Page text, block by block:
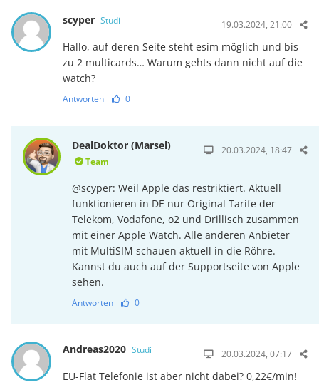
scyper Studi 19.03.2024, 21:00
Hallo, auf deren Seite steht esim möglich und bis
zu 2 multicards… Warum gehts dann nicht auf die
watch?
Antworten 0
DealDoktor (Marsel)
Team
20.03.2024, 18:47
@scyper: Weil Apple das restriktiert. Aktuell
funktionieren in DE nur Original Tarife der
Telekom, Vodafone, o2 und Drillisch zusammen
mit einer Apple Watch. Alle anderen Anbieter
mit MultiSIM schauen aktuell in die Röhre.
Kannst du auch auf der Supportseite von Apple
sehen.
Antworten 0
Andreas2020 Studi 20.03.2024, 07:17
EU-Flat Telefonie ist aber nicht dabei? 0,22€/min!